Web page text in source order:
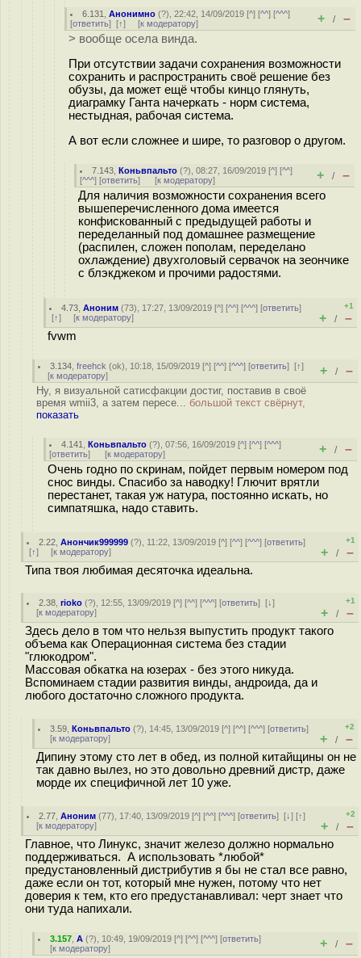
6.131 ,Анонимно (?), 22:42, 14/09/2019 [^] [^^] [^^^]
[ответить] [↑] [к модератору] + / –
> вообще осела винда.
При отсутствии задачи сохранения возможности
сохранить и распространить своё решение без
обузы, да может ещё чтобы кинцо глянуть,
диаграмку Ганта начеркать - норм система,
нестыдная, рабочая система.
А вот если сложнее и шире, то разговор о другом.
7.143 ,Коньвпальто (?), 08:27, 16/09/2019 [^] [^^]
[^^^] [ответить] [к модератору] + / –
Для наличия возможности сохранения всего
вышеперечисленного дома имеется
конфискованный с предыдущей работы и
переделанный под домашнее размещение
(распилен, сложен пополам, переделано
охлаждение) двухголовый сервачок на зеончике
с блэкджеком и прочими радостями.
4.73 ,Аноним (73), 17:27, 13/09/2019 [^] [^^] [^^^] [ответить]
[↑] [к модератору]
+1
+ / –
fvwm
3.134 ,freehck (ok), 10:18, 15/09/2019 [^] [^^] [^^^] [ответить][↑]
[к модератору] + / –
Ну, я визуальной сатисфакции достиг, поставив в своё
время wmii3, а затем пересе... большой текст свёрнут,
показать
4.141 ,Коньвпальто (?), 07:56, 16/09/2019 [^] [^^] [^^^]
[ответить] [к модератору] + / –
Очень годно по скринам, пойдет первым номером под
снос винды. Спасибо за наводку! Глючит врятли
перестанет, такая уж натура, постоянно искать, но
симпатяшка, надо ставить.
2.22 ,Анончик999999 (?), 11:22, 13/09/2019 [^] [^^] [^^^] [ответить]
[↑] [к модератору]
+1
+ / –
Типа твоя любимая десяточка идеальна.
2.38 ,rioko (?), 12:55, 13/09/2019 [^] [^^] [^^^] [ответить][↓]
[к модератору]
+1
+ / –
Здесь дело в том что нельзя выпустить продукт такого
объема как Операционная система без стадии
"глюкодром".
Массовая обкатка на юзерах - без этого никуда.
Вспоминаем стадии развития винды, андроида, да и
любого достаточно сложного продукта.
3.59 ,Коньвпальто (?), 14:45, 13/09/2019 [^] [^^] [^^^] [ответить]
[к модератору]
+2
+ / –
Дипину этому сто лет в обед, из полной китайщины он не
так давно вылез, но это довольно древний дистр, даже
морде их специфичной лет 10 уже.
2.77 ,Аноним (77), 17:40, 13/09/2019 [^] [^^] [^^^] [ответить][↓] [↑]
[к модератору]
+2
+ / –
Главное, что Линукс, значит железо должно нормально
поддерживаться. А использовать *любой*
предустановленный дистрибутив я бы не стал все равно,
даже если он тот, который мне нужен, потому что нет
доверия к тем, кто его предустанавливал: черт знает что
они туда напихали.
3.157 ,A (?), 10:49, 19/09/2019 [^] [^^] [^^^] [ответить]
[к модератору] + / –